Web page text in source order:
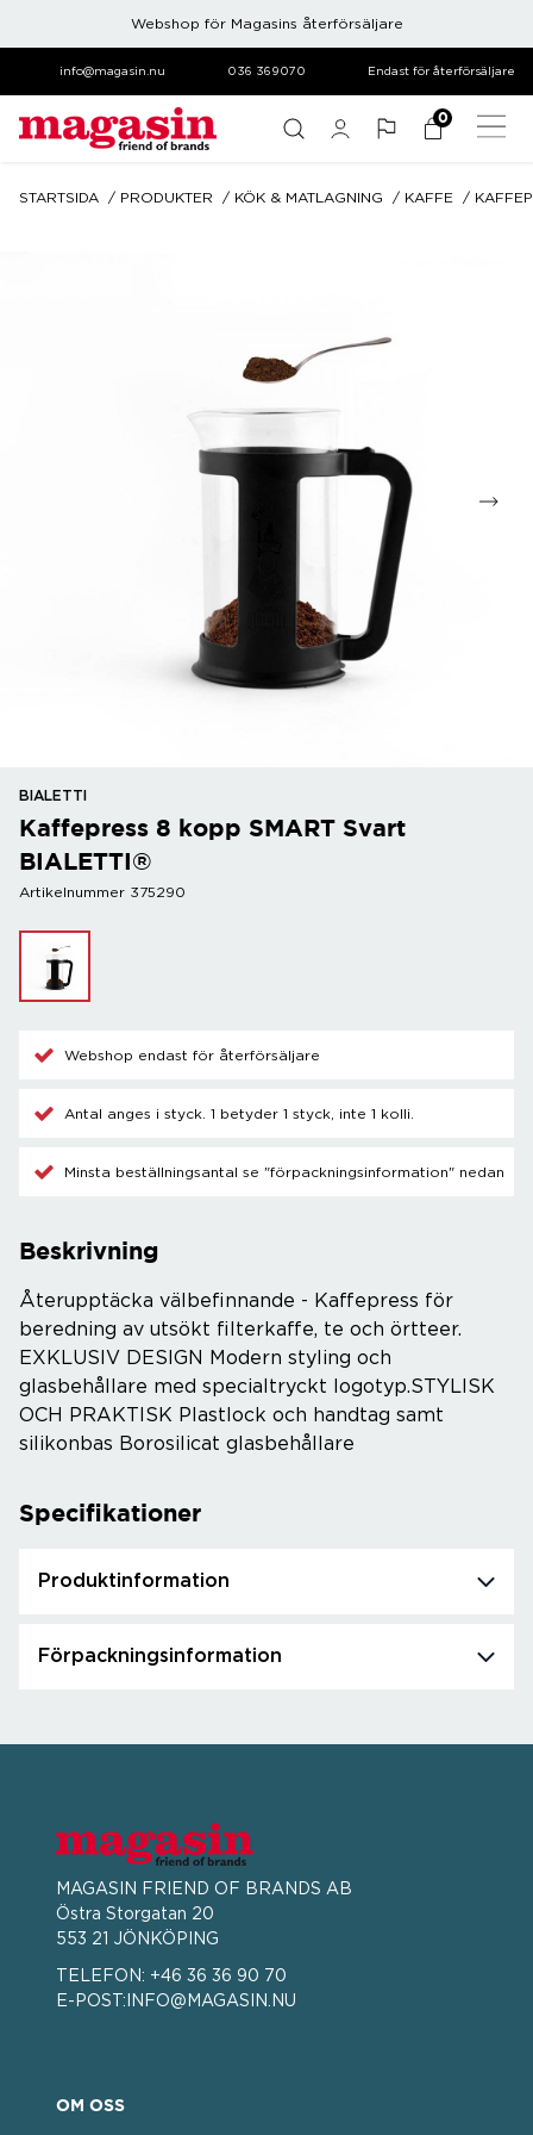
Webshop för Magasins återförsäljare
info@magasin.nu 036 369070 Endast för återförsäljare
0
STARTSIDA PRODUKTER KÖK & MATLAGNING KAFFE
BIALETTI
Kaffepress 8 kopp SMART Svart
BIALETTI®
Artikelnummer 375290
Webshop endast för återförsäljare
Antal anges i styck. 1 betyder 1 styck, inte 1 kolli.
Minsta beställningsantal se "förpackningsinformation" nedan
Beskrivning
Återupptäcka välbefinnande - Kaffepress för
beredning av utsökt filterkaffe, te och örtteer.
EXKLUSIV DESIGN Modern styling och
glasbehållare med specialtryckt logotyp.STYLISK
OCH PRAKTISK Plastlock och handtag samt
silikonbas Borosilicat glasbehållare
Specifikationer
Produktinformation
Förpackningsinformation
MAGASIN FRIEND OF BRANDS AB
Östra Storgatan 20
553 21 JÖNKÖPING
TELEFON: +46 36 36 90 70
E-POST: INFO@MAGASIN.NU
OM OSS